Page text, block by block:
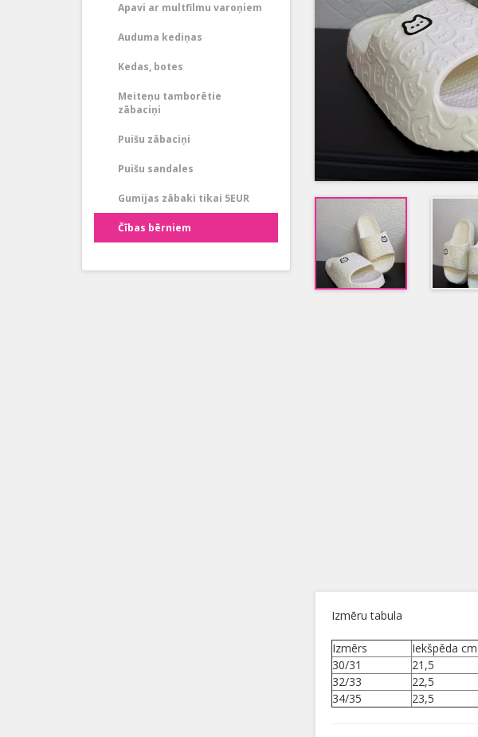
Apavi ar multfilmu varoņiem
Auduma kediņas
Kedas, botes
Meiteņu tamborētie
zābaciņi
Puišu zābaciņi
Puišu sandales
Gumijas zābaki tikai 5EUR
Čības bērniem
Izmēru tabula
Izmērs
Iekšpēda cm
30/31
21,5
32/33
22,5
34/35
23,5